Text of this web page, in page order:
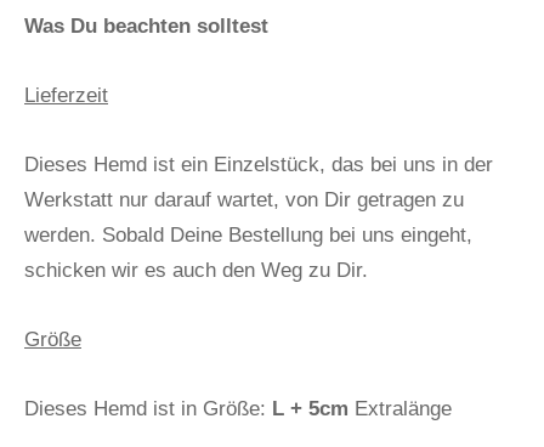
Was Du beachten solltest
Lieferzeit
Dieses Hemd ist ein Einzelstück, das bei uns in der
Werkstatt nur darauf wartet, von Dir getragen zu
werden. Sobald Deine Bestellung bei uns eingeht,
schicken wir es auch den Weg zu Dir.
Größe
Dieses Hemd ist in Größe: L + 5cm Extralänge